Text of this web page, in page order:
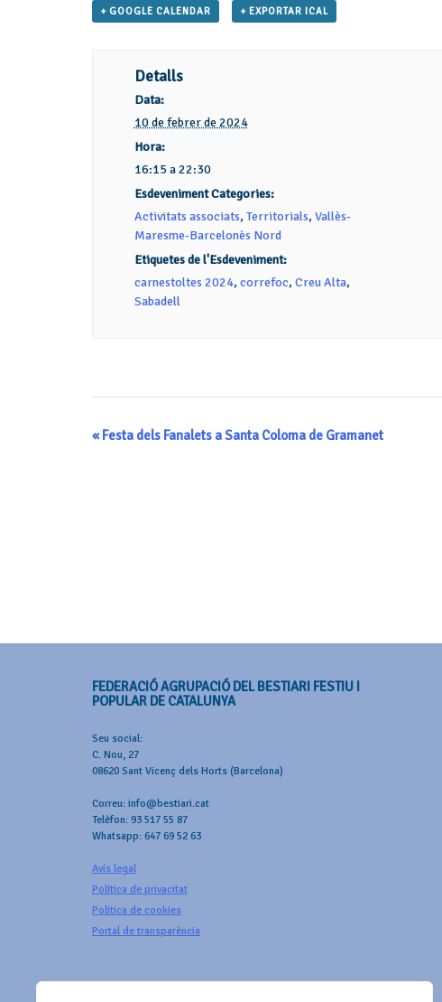
+ GOOGLE CALENDAR + EXPORTAR ICAL
Detalls
Data:
10 de febrer de 2024
Hora:
16:15 a 22:30
Esdeveniment Categories:
Activitats associats, Territorials, Vallès-
Maresme-Barcelonès Nord
Etiquetes de l'Esdeveniment:
carnestoltes 2024, correfoc, Creu Alta,
Sabadell
Navegació
«Festa dels Fanalets a Santa Coloma de Gramanet
FEDERACIÓ AGRUPACIÓ DEL BESTIARI FESTIU I
POPULAR DE CATALUNYA
Seu social:
C. Nou, 27
08620 Sant Vicenç dels Horts (Barcelona)
Correu: info@bestiari.cat
Telèfon: 93 517 55 87
Whatsapp: 647 69 52 63
Avís legal
Política de privacitat
Política de cookies
Portal de transparència